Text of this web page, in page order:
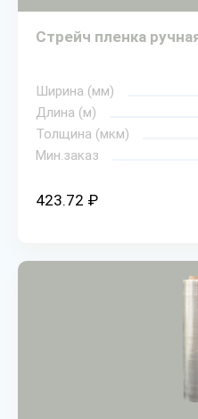
Стрейч пленка
Ширина (мм)
Длина (м)
Толщина (мкм)
Мин.заказ
423.72 ₽